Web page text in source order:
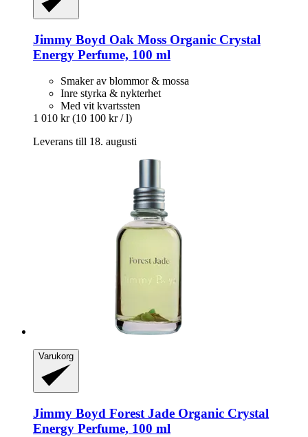
Jimmy Boyd Oak Moss Organic Crystal
Energy Perfume, 100 ml
Smaker av blommor & mossa
Inre styrka & nykterhet
Med vit kvartssten
1 010 kr (10 100 kr / l)
Leverans till 18. augusti
Varukorg
Jimmy Boyd Forest Jade Organic Crystal
Energy Perfume, 100 ml